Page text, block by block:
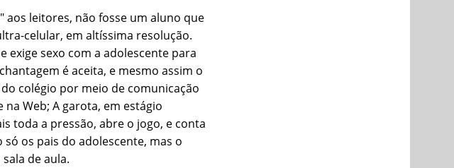
aos leitores, não fosse um aluno que
celular, em altí­ssima resolução.
exige sexo com a adolescente para
é aceita, e mesmo assim o
colégio por meio de comunicação
Web; A garota, em estágio
toda a pressão, abre o jogo, e conta
os pais do adolescente, mas o
de aula.